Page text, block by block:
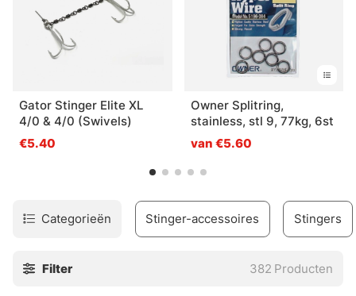
Gator Stinger Elite XL
4/0 & 4/0 (Swivels)
€5.40
Owner Splitring,
stainless, stl 9, 77kg, 6st
van €5.60
Categorieën Stinger-accessoires Stingers
Filter 382 Producten